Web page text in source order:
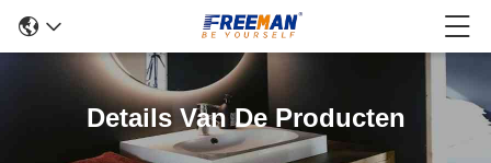
Details Van De Producten